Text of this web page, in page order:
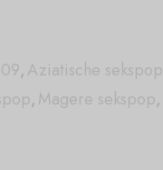
,Aziatische sekspop
,Magere sekspop,